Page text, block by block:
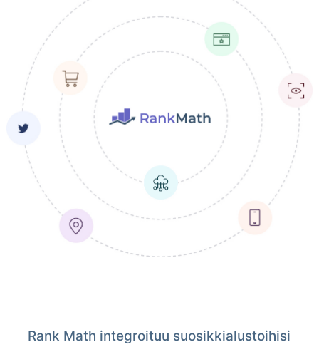
Rank Math integroituu suosikkialustoihisi